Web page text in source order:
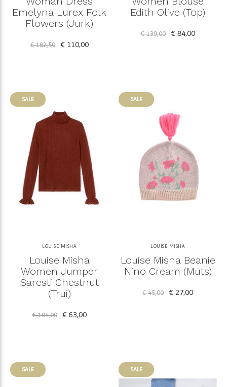
Emelyna Lurex Folk
Flowers (Jurk)
€ 182,50 € 110,00
Edith Olive (Top)
€ 139,00 € 84,00
SALE
LOUISE MISHA
Louise Misha
Women Jumper
Saresti Chestnut
(Trui)
€ 104,00 € 63,00
SALE
LOUISE MISHA
Louise Misha Beanie
Nino Cream (Muts)
€ 45,00 € 27,00
SALE SALE